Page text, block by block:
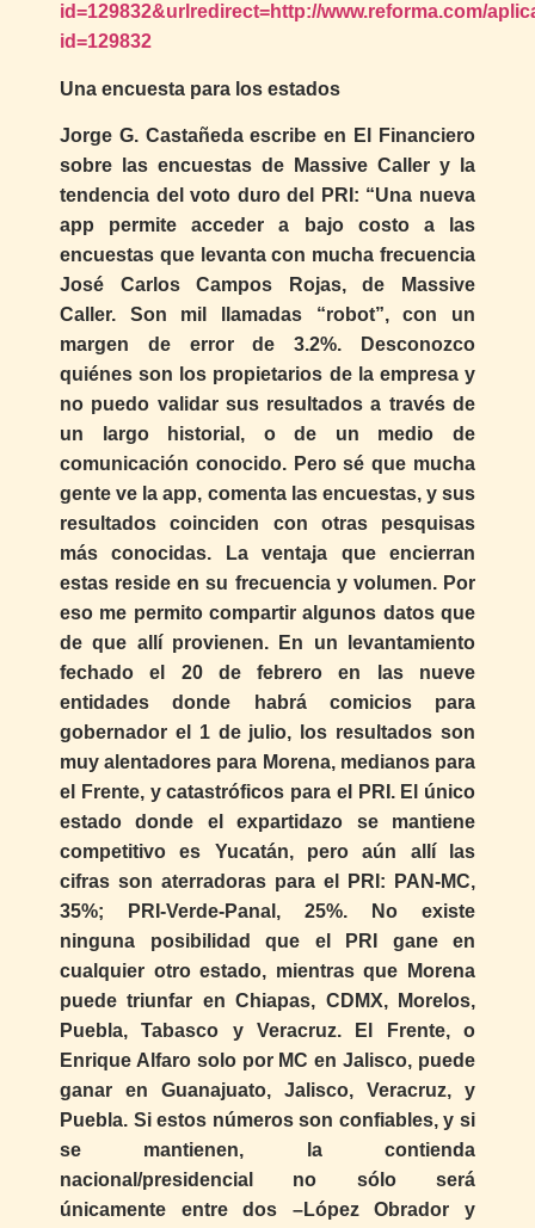
id=129832&urlredirect=http://www.reforma.com/
id=129832
Una encuesta para los estados
Jorge G. Castañeda escribe en El Financiero
sobre las encuestas de Massive Caller y la
tendencia del voto duro del PRI: “Una nueva
app permite acceder a bajo costo a las
encuestas que levanta con mucha frecuencia
José Carlos Campos Rojas, de Massive
Caller. Son mil llamadas “robot”, con un
margen de error de 3.2%. Desconozco
quiénes son los propietarios de la empresa y
no puedo validar sus resultados a través de
un largo historial, o de un medio de
comunicación conocido. Pero sé que mucha
gente ve la app, comenta las encuestas, y sus
resultados coinciden con otras pesquisas
más conocidas. La ventaja que encierran
estas reside en su frecuencia y volumen. Por
eso me permito compartir algunos datos que
de que allí provienen. En un levantamiento
fechado el 20 de febrero en las nueve
entidades donde habrá comicios para
gobernador el 1 de julio, los resultados son
muy alentadores para Morena, medianos para
el Frente, y catastróficos para el PRI. El único
estado donde el expartidazo se mantiene
competitivo es Yucatán, pero aún allí las
cifras son aterradoras para el PRI: PAN-MC,
35%; PRI-Verde-Panal, 25%. No existe
ninguna posibilidad que el PRI gane en
cualquier otro estado, mientras que Morena
puede triunfar en Chiapas, CDMX, Morelos,
Puebla, Tabasco y Veracruz. El Frente, o
Enrique Alfaro solo por MC en Jalisco, puede
ganar en Guanajuato, Jalisco, Veracruz, y
Puebla. Si estos números son confiables, y si
se mantienen, la contienda
nacional/presidencial no sólo será
únicamente entre dos –López Obrador y